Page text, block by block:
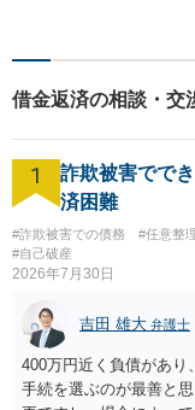
借金返済の相談・交
1
詐欺被害でで
済困難
#詐欺被害での債務 #任意整
#自己破産
2026年7月30日
吉田 雄大 弁護士
400万円近く負債があり
手続を選ぶのが最善と